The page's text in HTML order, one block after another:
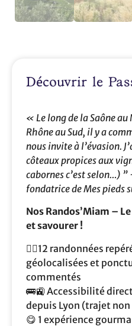
Découvrir le
« Le long de la Saône au
Rhône au Sud, il y a
nous invite à l’évasion.
côteaux propices aux
cabornes c’est selon…)
fondatrice de Mes pieds
Nos Randos’Miam –
et savourer !
🚶‍♀️12 randonnées
géolocalisées et
commentés
🚌🚉 Accessibilité
depuis Lyon (trajet
😋 1 expérience